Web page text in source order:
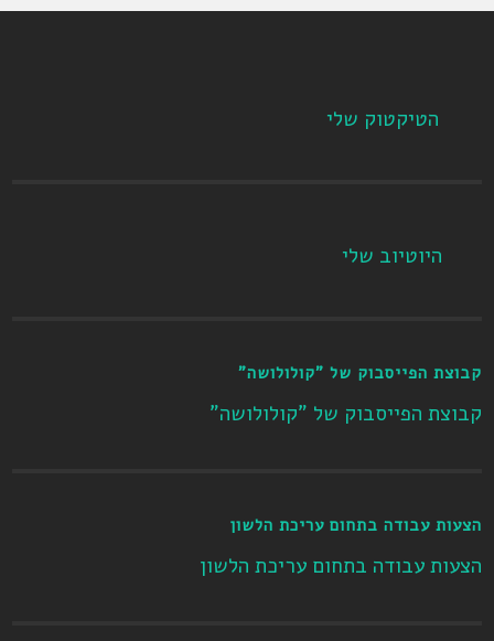
הטיקטוק שלי
היוטיוב שלי
קבוצת הפייסבוק של "קולולושה"
קבוצת הפייסבוק של "קולולושה"
הצעות עבודה בתחום עריכת הלשון
הצעות עבודה בתחום עריכת הלשון